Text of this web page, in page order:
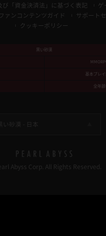
び「資金決済法」に基づく表記
ゲ
ファンコンテンツガイド
サポート
クッキーポリシー
黒い砂漠
基本プレイ
全年齢
い砂漠 - 日本
Abyss Corp. All Rights Reserved.